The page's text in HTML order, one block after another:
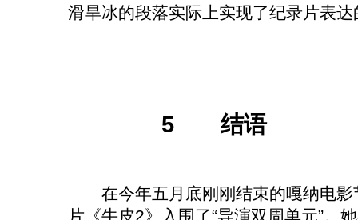
滑旱冰的段落实际上实现了纪录片表
5 结语
在今年五月底刚刚结束的嘎纳电影
片《牛皮2》入围了“导演双周单元”。